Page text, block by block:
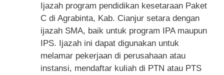
Ijazah program pendidikan kesetaraan Paket
C di Agrabinta, Kab. Cianjur setara dengan
ijazah SMA, baik untuk program IPA maupun
IPS. Ijazah ini dapat digunakan untuk
melamar pekerjaan di perusahaan atau
instansi, mendaftar kuliah di PTN atau PTS